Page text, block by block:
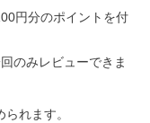
円分のポイントを付
のみレビューできま
れます。